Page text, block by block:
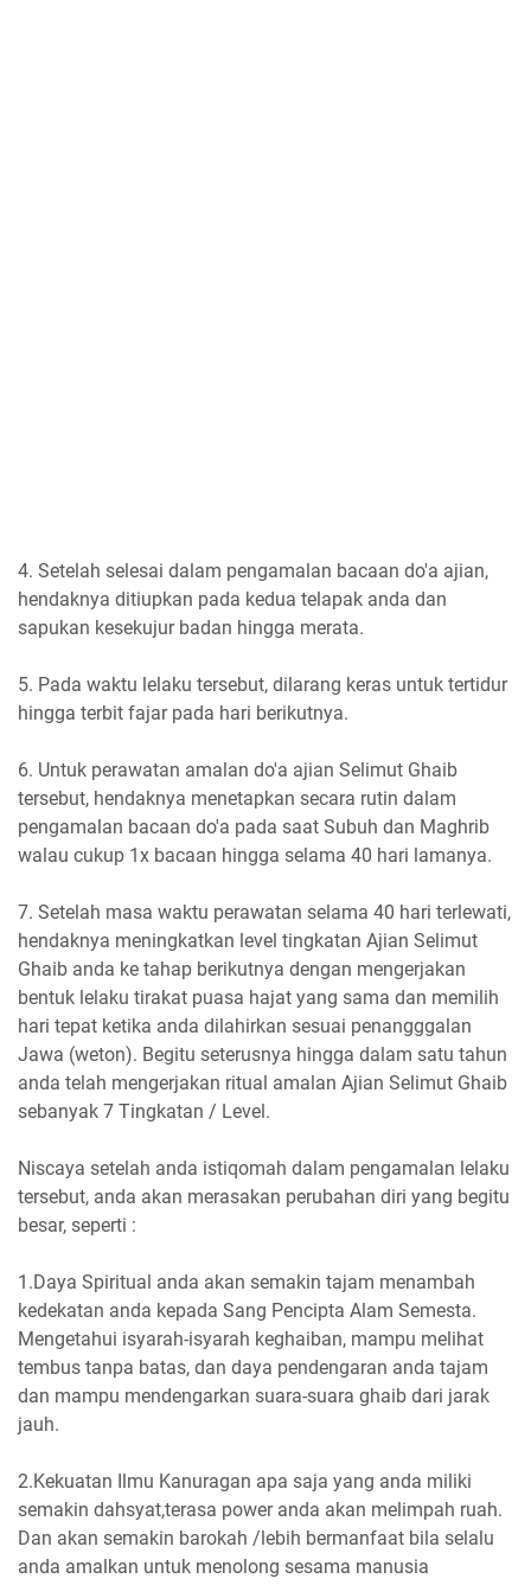
4. Setelah selesai dalam pengamalan bacaan do'a ajian,
hendaknya ditiupkan pada kedua telapak anda dan
sapukan kesekujur badan hingga merata.
5. Pada waktu lelaku tersebut, dilarang keras untuk tertidur
hingga terbit fajar pada hari berikutnya.
6. Untuk perawatan amalan do'a ajian Selimut Ghaib
tersebut, hendaknya menetapkan secara rutin dalam
pengamalan bacaan do'a pada saat Subuh dan Maghrib
walau cukup 1x bacaan hingga selama 40 hari lamanya.
7. Setelah masa waktu perawatan selama 40 hari terlewati,
hendaknya meningkatkan level tingkatan Ajian Selimut
Ghaib anda ke tahap berikutnya dengan mengerjakan
bentuk lelaku tirakat puasa hajat yang sama dan memilih
hari tepat ketika anda dilahirkan sesuai penangggalan
Jawa (weton). Begitu seterusnya hingga dalam satu tahun
anda telah mengerjakan ritual amalan Ajian Selimut Ghaib
sebanyak 7 Tingkatan / Level.
Niscaya setelah anda istiqomah dalam pengamalan lelaku
tersebut, anda akan merasakan perubahan diri yang begitu
besar, seperti :
1.Daya Spiritual anda akan semakin tajam menambah
kedekatan anda kepada Sang Pencipta Alam Semesta.
Mengetahui isyarah-isyarah keghaiban, mampu melihat
tembus tanpa batas, dan daya pendengaran anda tajam
dan mampu mendengarkan suara-suara ghaib dari jarak
jauh.
2.Kekuatan Ilmu Kanuragan apa saja yang anda miliki
semakin dahsyat,terasa power anda akan melimpah ruah.
Dan akan semakin barokah /lebih bermanfaat bila selalu
anda amalkan untuk menolong sesama manusia